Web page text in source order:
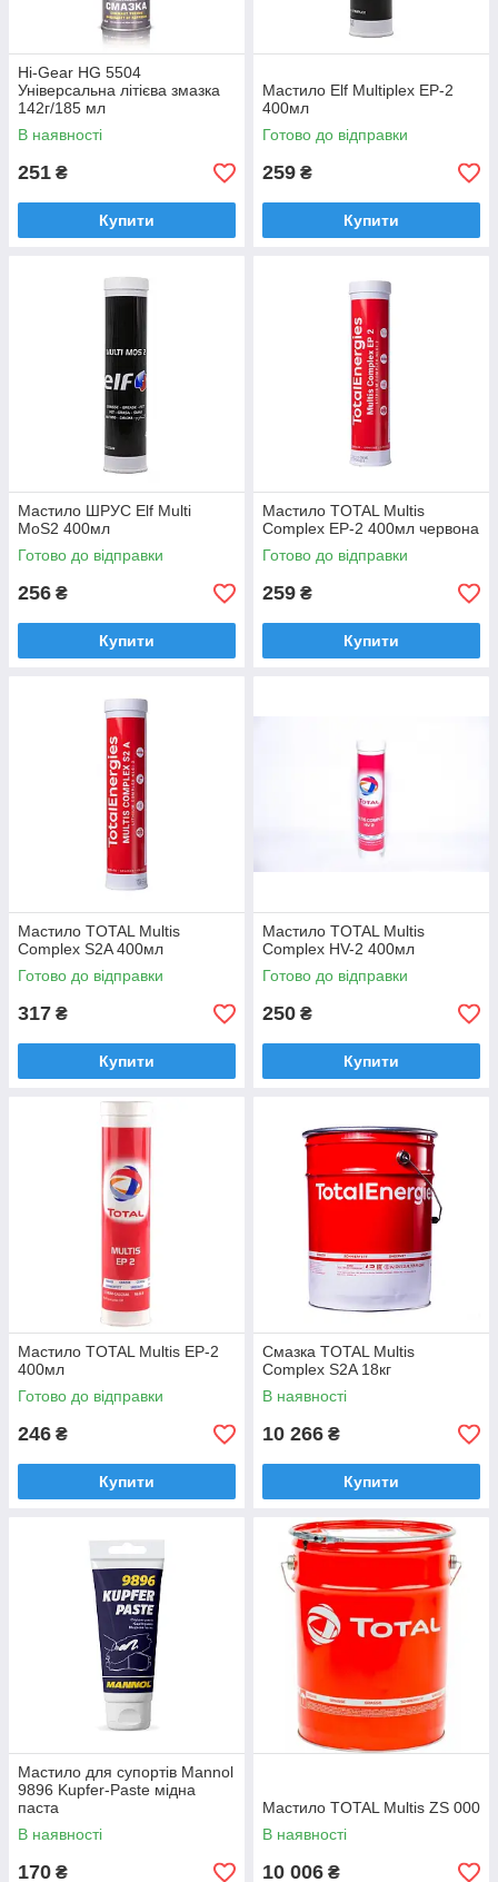
Hi-Gear HG 5504
Універсальна літієва змазка
142г/185 мл
В наявності
251 ₴
Купити
Мастило Elf Multiplex EP-2
400мл
Готово до відправки
259 ₴
Купити
Мастило ШРУС Elf Multi
MoS2 400мл
Готово до відправки
256 ₴
Купити
Мастило TOTAL Multis
Complex EP-2 400мл червона
Готово до відправки
259 ₴
Купити
Мастило TOTAL Multis
Complex S2A 400мл
Готово до відправки
317 ₴
Купити
Мастило TOTAL Multis
Complex HV-2 400мл
Готово до відправки
250 ₴
Купити
Мастило TOTAL Multis EP-2
400мл
Готово до відправки
246 ₴
Купити
Смазка TOTAL Multis
Complex S2A 18кг
В наявності
10 266 ₴
Купити
Мастило для супортів Mannol
9896 Kupfer-Paste мідна
паста
В наявності
170 ₴
Мастило TOTAL Multis ZS 000
В наявності
10 006 ₴